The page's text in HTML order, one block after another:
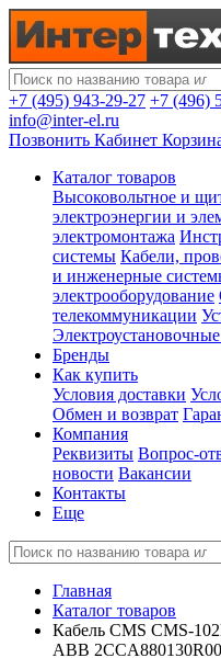
+7 (495) 943-29-27 +7 (496)
info@inter-el.ru
Позвонить Кабинет
Каталог товаров
Высоковольтное и
электроэнергии и
электромонтажа
системы Кабели,
и инженерные
электрооборудование
телекоммуникации
Бренды
Как купить
Условия доставки
Обмен и возврат
Компания
Реквизиты Вопрос-
новости Вакансии
Контакты
Еще
Главная
Каталог товаров
Кабель CMS CMS-
ABB